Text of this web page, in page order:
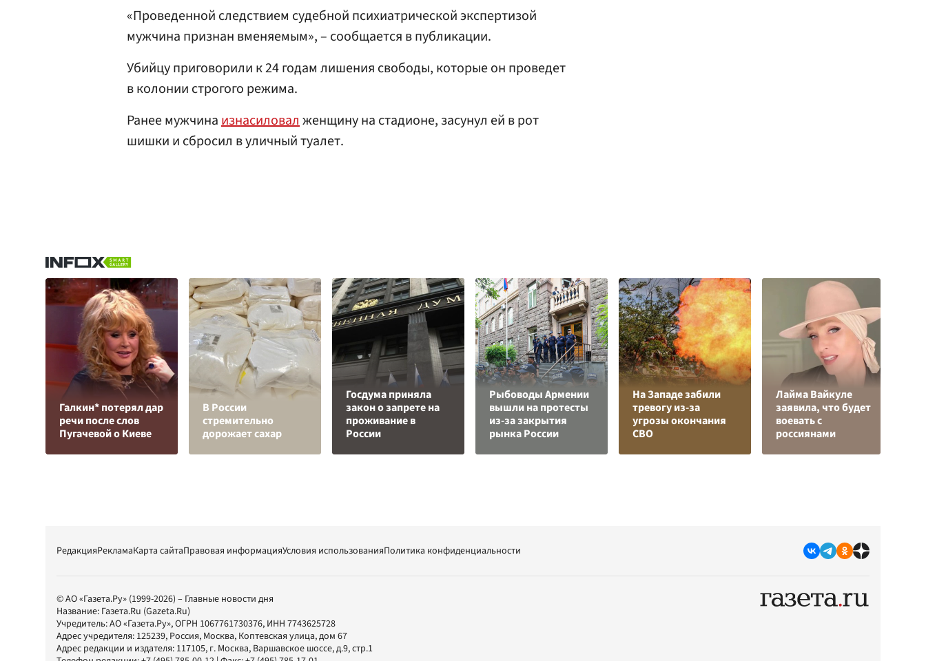
«Проведенной следствием судебной психиатрической экспертизой
мужчина признан вменяемым», – сообщается в публикации.
Убийцу приговорили к 24 годам лишения свободы, которые он проведет
в колонии строгого режима.
Ранее мужчинаизнасиловалженщину на стадионе, засунул ей в рот
шишки и сбросил в уличный туалет.
Галкин* потерял дар
речи после слов
Пугачевой о Киеве
В России
стремительно
дорожает сахар
Госдума приняла
закон о запрете на
проживание в
России
Рыбоводы Армении
вышли на протесты
из-за закрытия
рынка России
На Западе забили
тревогу из-за
угрозы окончания
СВО
Лайма Вайкуле
заявила, что будет
воевать с
россиянами
РедакцияРекламаКарта сайтаПравовая информацияУсловия использованияПолитика конфиденциальности
© АО «Газета.Ру» (1999-2026) – Главные новости дня
Название: Газета.Ru (Gazeta.Ru)
Учредитель:АО «Газета.Ру», ОГРН 1067761730376, ИНН 7743625728
Адрес учредителя: 125239, Россия, Москва, Коптевская улица, дом 67
Адрес редакции и издателя: 117105, г. Москва, Варшавское шоссе, д.9, стр.1